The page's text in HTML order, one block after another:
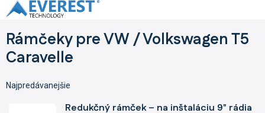
Prejsť
na
Rámčeky pre VW / Volkswagen T5
Caravelle
Najpredávanejšie
Redukčný rámček – na inštaláciu 9" rádia